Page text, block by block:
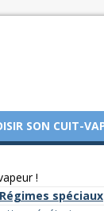
SON CUIT-
!
Régimes spéciaux